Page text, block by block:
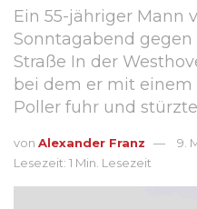
Ein 55-jähriger Mann
Sonntagabend gegen
Straße In der
bei dem er mit
Poller fuhr und
von Alexander Franz
9.
Lesezeit: 1 Min. Lesezeit